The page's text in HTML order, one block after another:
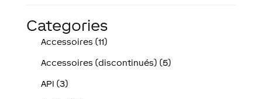
Categories
Accessoires (11)
Accessoires (discontinués) (5)
API (3)